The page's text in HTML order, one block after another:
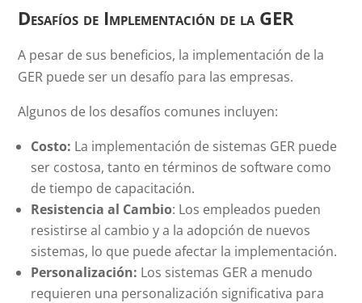
Desafíos de Implementación de la GER
A pesar de sus beneficios, la implementación de la
GER puede ser un desafío para las empresas.
Algunos de los desafíos comunes incluyen:
Costo: La implementación de sistemas GER puede
ser costosa, tanto en términos de software como
de tiempo de capacitación.
Resistencia al Cambio: Los empleados pueden
resistirse al cambio y a la adopción de nuevos
sistemas, lo que puede afectar la implementación.
Personalización: Los sistemas GER a menudo
requieren una personalización significativa para